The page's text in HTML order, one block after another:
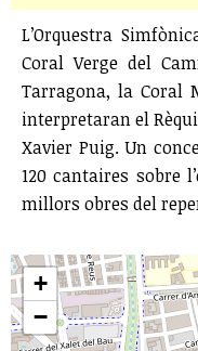
L’Orquestra
Coral Verge del
Tarragona, la Coral
interpretaran el
Xavier Puig. Un
120 cantaires sobre
millors obres del
+
−